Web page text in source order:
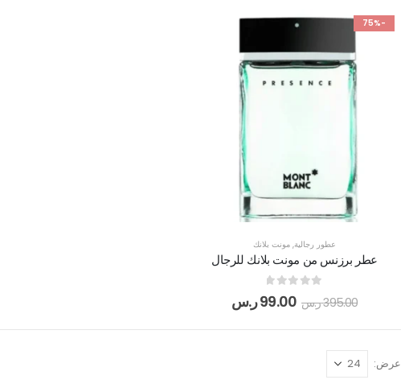
-75%
عطور رجالية, مونت بلانك
عطر برزنس من مونت بلانك للرجال
395.00ر.س 99.00ر.س
عرض: